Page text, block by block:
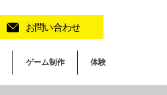
お問い合わせ
ゲーム制作 体験